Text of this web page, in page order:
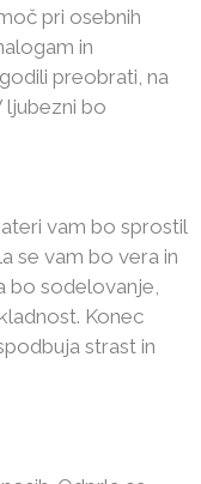
pri osebnih
in
preobrati, na
ljubezni bo
vam bo sprostil
se vam bo vera in
bo sodelovanje,
Konec
strast in